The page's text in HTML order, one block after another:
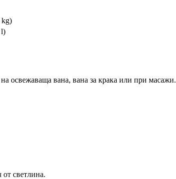
kg)
l)
освежаваща вана, вана за крака или при масажи.
от светлина.